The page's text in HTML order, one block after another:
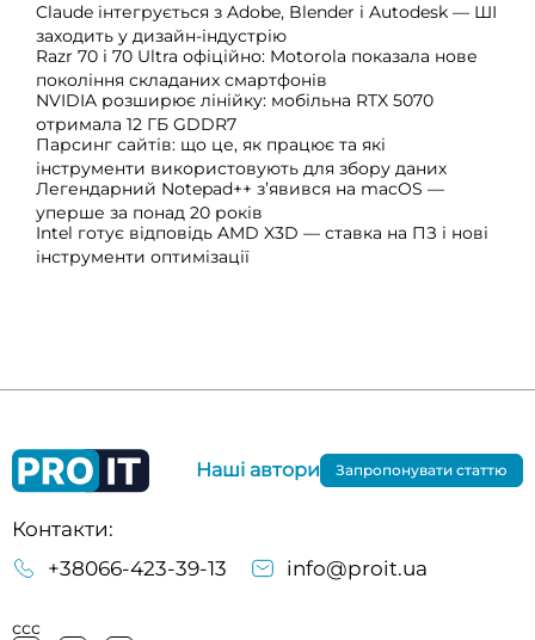
Claude інтегрується з Adobe, Blender і Autodesk — ШІ
заходить у дизайн-індустрію
Razr 70 і 70 Ultra офіційно: Motorola показала нове
покоління складаних смартфонів
NVIDIA розширює лінійку: мобільна RTX 5070
отримала 12 ГБ GDDR7
Парсинг сайтів: що це, як працює та які
інструменти використовують для збору даних
Легендарний Notepad++ з’явився на macOS —
уперше за понад 20 років
Intel готує відповідь AMD X3D — ставка на ПЗ і нові
інструменти оптимізації
Контакти:
+38066-423-39-13
info@proit.ua
ссс
Наші автори Запропонувати статтю